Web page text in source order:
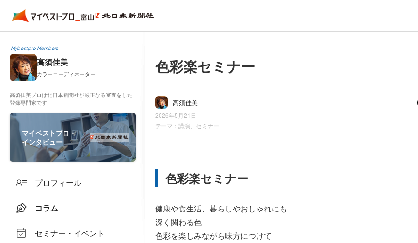
Mybestpro Members
高須佳美
カラーコーディネーター
高須佳美プロは北日本新聞社が厳正なる審査をした
登録専門家です
マイベストプロ・
インタビュー
プロフィール
コラム
セミナー・イベント
色彩楽セミナー
高須佳美
2026年5月21日
テーマ： 講演、セミナー
色彩楽セミナー
健康や食生活、暮らしやおしゃれにも
深く関わる色
色彩を楽しみながら味方につけて